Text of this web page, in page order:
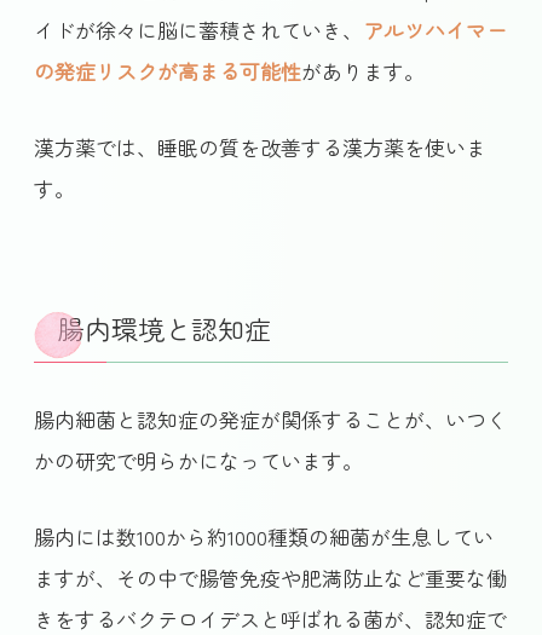
イドが徐々に脳に蓄積されていき、 アルツハイマー
の発症リスクが高まる可能性があります。
漢方薬では、睡眠の質を改善する漢方薬を使いま
す。
腸内環境と認知症
腸内細菌と認知症の発症が関係することが、いつく
かの研究で明らかになっています。
腸内には数100から約1000種類の細菌が生息してい
ますが、その中で腸管免疫や肥満防止など重要な働
きをするバクテロイデスと呼ばれる菌が、認知症で